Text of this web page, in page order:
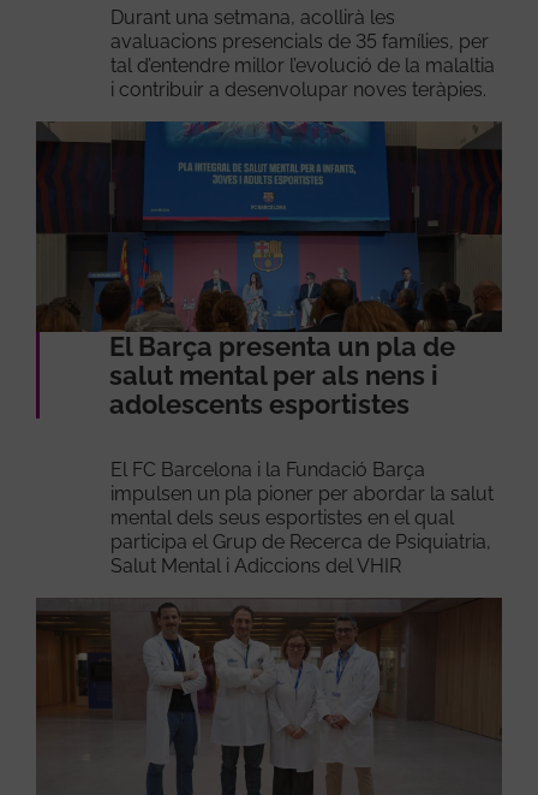
Durant una setmana, acollirà les
avaluacions presencials de 35 famílies, per
tal d’entendre millor l’evolució de la malaltia
i contribuir a desenvolupar noves teràpies.
El Barça presenta un pla de
salut mental per als nens i
adolescents esportistes
El FC Barcelona i la Fundació Barça
impulsen un pla pioner per abordar la salut
mental dels seus esportistes en el qual
participa el Grup de Recerca de Psiquiatria,
Salut Mental i Adiccions del VHIR